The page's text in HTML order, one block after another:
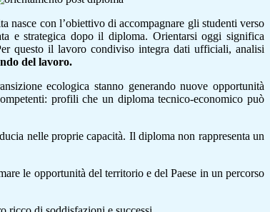
nasce con l’obiettivo di accompagnare gli studenti verso
e strategica dopo il diploma. Orientarsi oggi significa
questo il lavoro condiviso integra dati ufficiali, analisi
del lavoro.
ecologica stanno generando nuove opportunità
profili che un diploma tecnico-economico può
nelle proprie capacità. Il diploma non rappresenta un
le opportunità del territorio e del Paese in un percorso